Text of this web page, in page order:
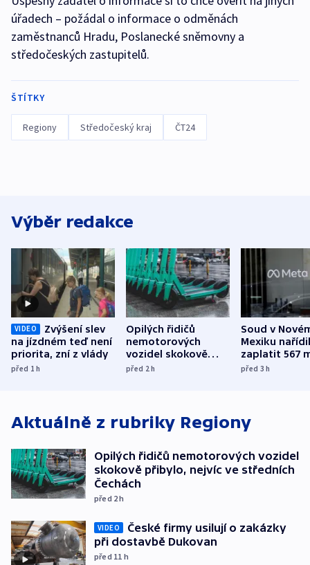
úřadech – požádal o informace o odměnách
zaměstnanců Hradu, Poslanecké sněmovny a
středočeských zastupitelů.
ŠTÍTKY
Regiony Středočeský kraj ČT24
Výběr redakce
VIDEO
Zvýšení slev
na jízdném teď není
priorita, zní z vlády
před 1h
Opilých řidičů
nemotorových
vozidel skokově
přibylo, nejvíc ve
před 2h
Soud v
Mexiku
zaplatit 567
dolarů kvůli
před 3h
Aktuálně z rubriky Regiony
Opilých řidičů nemotorových vozidel
skokově přibylo, nejvíc ve středních
Čechách
před 2h
VIDEO
České firmy usilují o zakázky
při dostavbě Dukovan
před 11 h